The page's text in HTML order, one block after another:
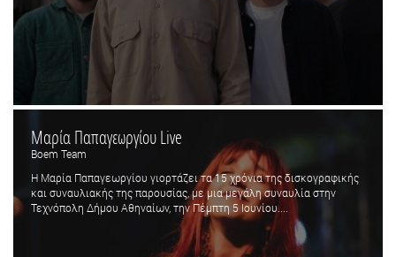
Μαρία Παπαγεωργίου Live
Boem Team
Η Μαρία Παπαγεωργίου γιορτάζει τα 15 χρόνια της δισκογραφικής
και συναυλιακής της παρουσίας, με μια μεγάλη συναυλία στην
Τεχνόπολη Δήμου Αθηναίων, την Πέμπτη 5 Ιουνίου....